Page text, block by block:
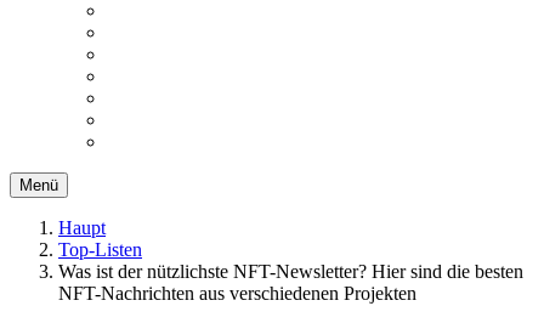
Menü
Haupt
Top-Listen
Was ist der nützlichste NFT-Newsletter? Hier sind die besten
NFT-Nachrichten aus verschiedenen Projekten